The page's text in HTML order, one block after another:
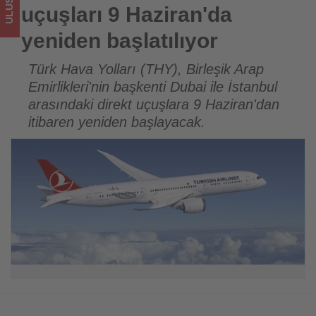
için
turizmde
olup
bitenleri
takip
ediyor!
uçuşları 9 Haziran'da
yeniden başlatılıyor
Türk Hava Yolları (THY), Birleşik Arap
Emirlikleri'nin başkenti Dubai ile İstanbul
arasındaki direkt uçuşlara 9 Haziran'dan
itibaren yeniden başlayacak.